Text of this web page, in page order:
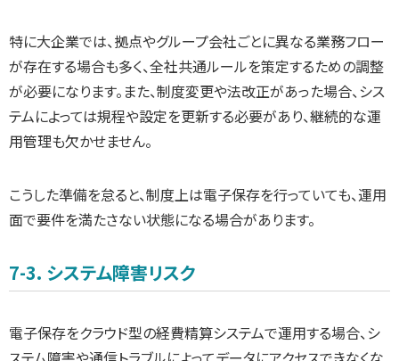
特に大企業では、拠点やグループ会社ごとに異なる業務フロー
が存在する場合も多く、全社共通ルールを策定するための調整
が必要になります。また、制度変更や法改正があった場合、シス
テムによっては規程や設定を更新する必要があり、継続的な運
用管理も欠かせません。
こうした準備を怠ると、制度上は電子保存を行っていても、運用
面で要件を満たさない状態になる場合があります。
7-3. システム障害リスク
電子保存をクラウド型の経費精算システムで運用する場合、シ